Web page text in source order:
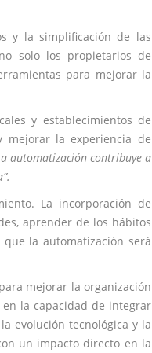
y la simplificación de las
solo los propietarios de
para mejorar la
y establecimientos de
mejorar la experiencia de
automatización contribuye a
La incorporación de
aprender de los hábitos
la automatización será
mejorar la organización
la capacidad de integrar
evolución tecnológica y la
un impacto directo en la